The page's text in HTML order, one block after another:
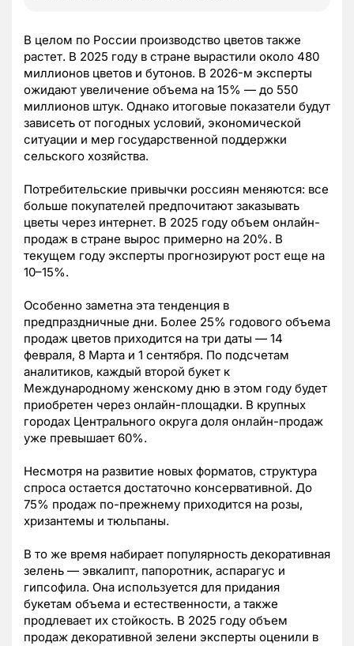
В целом по России производство цветов также
растет. В 2025 году в стране вырастили около 480
миллионов цветов и бутонов. В 2026-м эксперты
ожидают увеличение объема на 15% — до 550
миллионов штук. Однако итоговые показатели будут
зависеть от погодных условий, экономической
ситуации и мер государственной поддержки
сельского хозяйства.
Потребительские привычки россиян меняются: все
больше покупателей предпочитают заказывать
цветы через интернет. В 2025 году объем онлайн-
продаж в стране вырос примерно на 20%. В
текущем году эксперты прогнозируют рост еще на
10–15%.
Особенно заметна эта тенденция в
предпраздничные дни. Более 25% годового объема
продаж цветов приходится на три даты — 14
февраля, 8 Марта и 1 сентября. По подсчетам
аналитиков, каждый второй букет к
Международному женскому дню в этом году будет
приобретен через онлайн-площадки. В крупных
городах Центрального округа доля онлайн-продаж
уже превышает 60%.
Несмотря на развитие новых форматов, структура
спроса остается достаточно консервативной. До
75% продаж по-прежнему приходится на розы,
хризантемы и тюльпаны.
В то же время набирает популярность декоративная
зелень — эвкалипт, папоротник, аспарагус и
гипсофила. Она используется для придания
букетам объема и естественности, а также
продлевает их стойкость. В 2025 году объем
продаж декоративной зелени эксперты оценили в